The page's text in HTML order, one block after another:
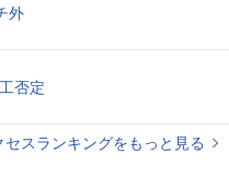
外
否定
セスランキングをもっと見る